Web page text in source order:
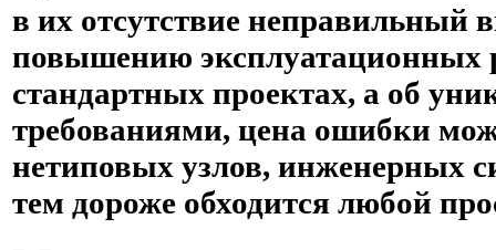
в их отсутствие неправильный
повышению эксплуатационных
стандартных проектах, а об
требованиями, цена ошибки
нетиповых узлов, инженерных
тем дороже обходится любой